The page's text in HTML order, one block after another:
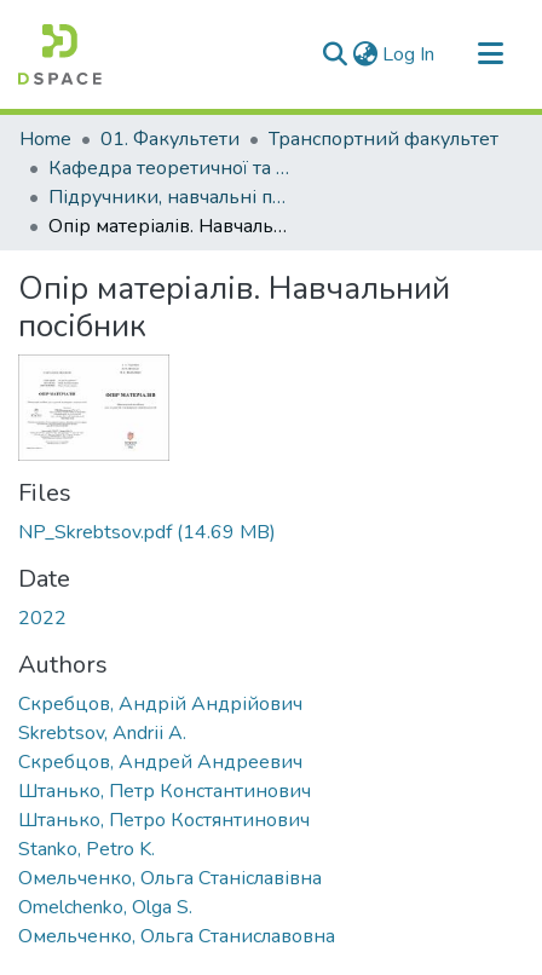
Log In (current)
Communities & Collections
All of DSpace
Statistics
Home 01. Факультети
Транспортний факультет
Кафедра теоретичної та прикладної механіки (Кафедра Т та ПМ)
Підручники, навчальні посібники кафедри Т та ПМ
Опір матеріалів. Навчальний посібник
Опір матеріалів. Навчальний
посібник
Files
NP_Skrebtsov.pdf(14.69 MB)
Date
2022
Authors
Скребцов, Андрій Андрійович
Skrebtsov, Andrіі A.
Скребцов, Андрей Андреевич
Штанько, Петр Константинович
Штанько, Петро Костянтинович
Stanko, Petro K.
Омельченко, Ольга Станіславівна
Omelchenko, Olga S.
Омельченко, Ольга Станиславовна